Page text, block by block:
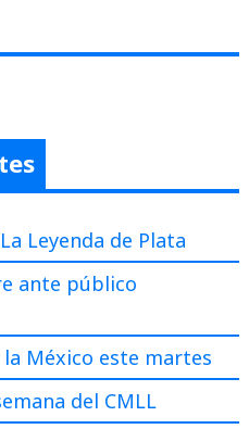
Leyenda de Plata
ante público
la México este martes
del CMLL